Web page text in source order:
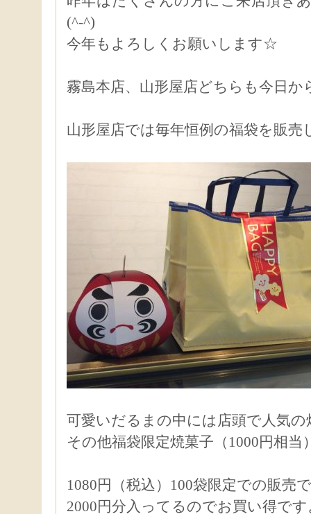
(^-^)
今年もよろしくお願いします☆
霧島本店、山形屋店どちらも今日か
山形屋店では毎年恒例の福袋を販売
可愛いだるまの中には店頭で人気
その他福袋限定焼菓子（1000円相
1080円（税込）100袋限定での販売
2000円分入ってるのでお買い得です